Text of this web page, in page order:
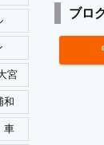
宮
和
車
ブロ